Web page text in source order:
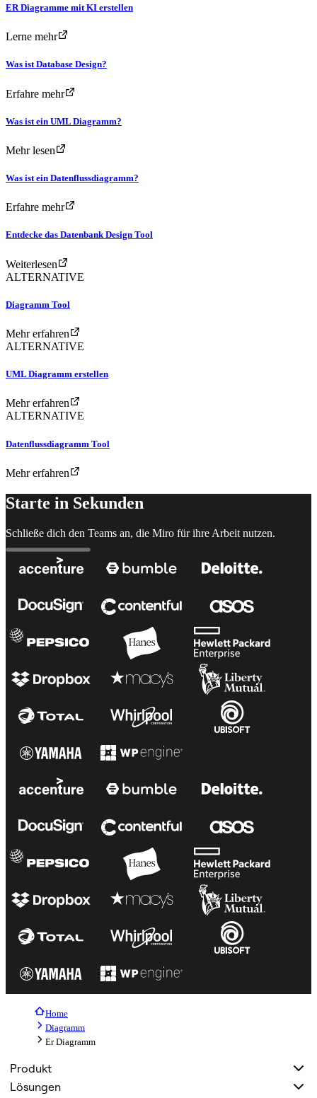
ER Diagramme mit KI erstellen
Lerne mehr
Was ist Database Design?
Erfahre mehr
Was ist ein UML Diagramm?
Mehr lesen
Was ist ein Datenflussdiagramm?
Erfahre mehr
Entdecke das Datenbank Design Tool
Weiterlesen
ALTERNATIVE
Diagramm Tool
Mehr erfahren
ALTERNATIVE
UML Diagramm erstellen
Mehr erfahren
ALTERNATIVE
Datenflussdiagramm Tool
Mehr erfahren
Starte in Sekunden
Schließe dich den Teams an, die Miro für ihre Arbeit nutzen.
Home
Diagramm
Er Diagramm
Produkt
Lösungen